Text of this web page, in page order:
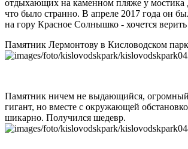
отдыхающих на каменном пляже у мостика
что было странно. В апреле 2017 года он
на гору Красное Солнышко - хочется верить
Памятник Лермонтову в Кисловодском
Памятник ничем не выдающийся,
гигант, но вместе с окружающей
шикарно. Получился шедевр.